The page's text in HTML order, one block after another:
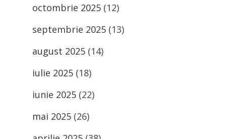
octombrie 2025 (12)
septembrie 2025 (13)
august 2025 (14)
iulie 2025 (18)
iunie 2025 (22)
mai 2025 (26)